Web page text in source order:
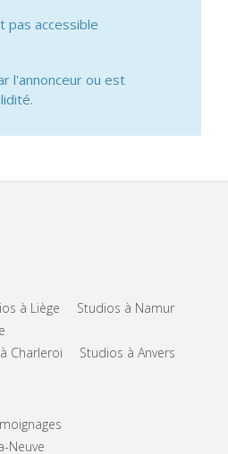
pas accessible
l'annonceur ou est
à Liège
Studios à Namur
Charleroi
Studios à Anvers
Neuve